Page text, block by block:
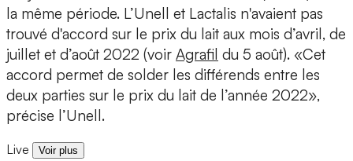
la même période. L’Unell et Lactalis n'avaient pas
trouvé d'accord sur le prix du lait aux mois d’avril, de
juillet et d’août 2022 (voir Agrafil du 5 août). «Cet
accord permet de solder les différends entre les
deux parties sur le prix du lait de l’année 2022»,
précise l’Unell.
Live Voir plus